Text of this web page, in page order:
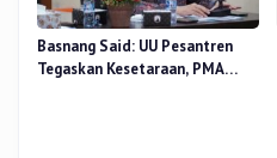
Basnang Said: UU Pesantren
Tegaskan Kesetaraan, PMA